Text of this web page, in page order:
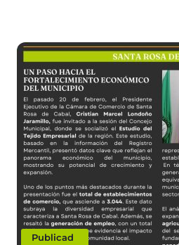
Publicad